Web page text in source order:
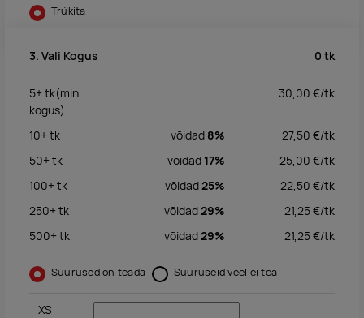
Trükita
3. Vali Kogus 0 tk
5+tk(min.
kogus)
30,00 €/tk
10+tk võidad 8% 27,50 €/tk
50+tk võidad 17% 25,00 €/tk
100+tk võidad25% 22,50 €/tk
250+tk võidad29% 21,25€/tk
500+tk võidad29% 21,25€/tk
Suurused on teada Suuruseid veel ei tea
XS